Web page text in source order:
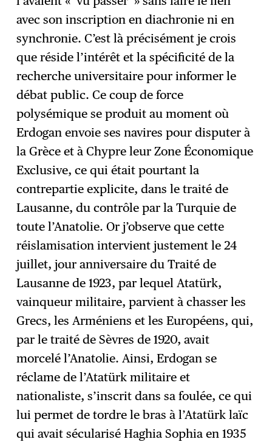
avec son inscription en diachronie ni en
synchronie. C’est là précisément je crois
que réside l’intérêt et la spécificité de la
recherche universitaire pour informer le
débat public. Ce coup de force
polysémique se produit au moment où
Erdogan envoie ses navires pour disputer à
la Grèce et à Chypre leur Zone Économique
Exclusive, ce qui était pourtant la
contrepartie explicite, dans le traité de
Lausanne, du contrôle par la Turquie de
toute l’Anatolie. Or j’observe que cette
réislamisation intervient justement le 24
juillet, jour anniversaire du Traité de
Lausanne de 1923, par lequel Atatürk,
vainqueur militaire, parvient à chasser les
Grecs, les Arméniens et les Européens, qui,
par le traité de Sèvres de 1920, avait
morcelé l’Anatolie. Ainsi, Erdogan se
réclame de l’Atatürk militaire et
nationaliste, s’inscrit dans sa foulée, ce qui
lui permet de tordre le bras à l’Atatürk laïc
qui avait sécularisé Haghia Sophia en 1935